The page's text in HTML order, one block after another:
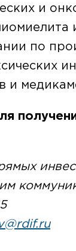
и
по
и